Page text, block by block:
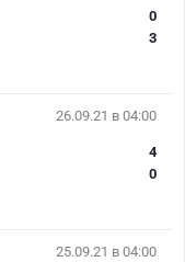
0
3
26.09.21 в 04:00
4
0
25.09.21 в 04:00